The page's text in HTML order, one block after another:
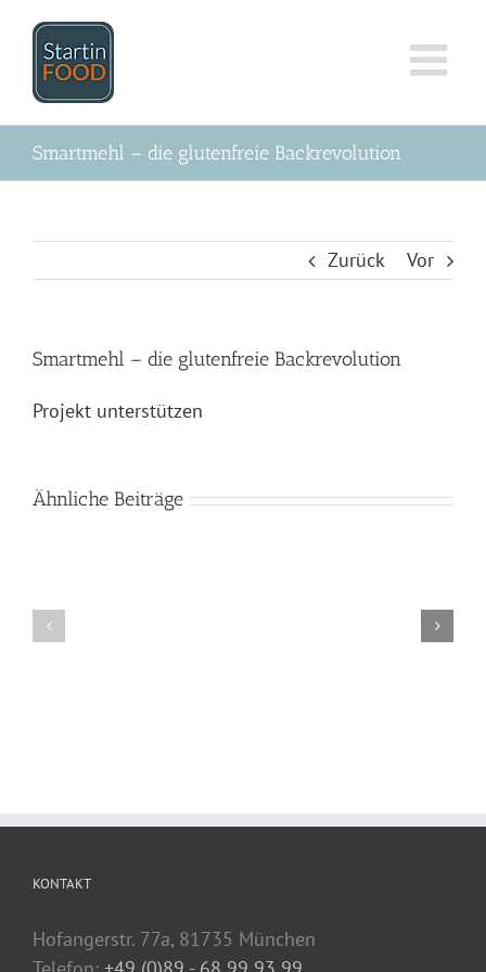
Inhalt
springen
Smartmehl – die glutenfreie Backrevolution
Zurück Vor
Smartmehl – die glutenfreie Backrevolution
Projekt unterstützen
Ähnliche Beiträge
KONTAKT
Hofangerstr. 77a, 81735 München